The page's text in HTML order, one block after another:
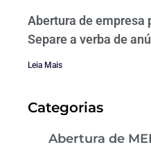
Abertura de empresa
Separe a verba de
Leia Mais
Categorias
Abertura de